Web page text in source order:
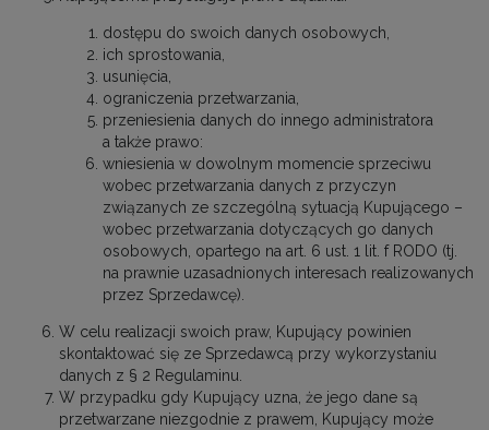
dostępu do swoich danych osobowych,
ich sprostowania,
usunięcia,
ograniczenia przetwarzania,
przeniesienia danych do innego administratora
a także prawo:
wniesienia w dowolnym momencie sprzeciwu
wobec przetwarzania danych z przyczyn
związanych ze szczególną sytuacją Kupującego –
wobec przetwarzania dotyczących go danych
osobowych, opartego na art. 6 ust. 1 lit. f RODO (tj.
na prawnie uzasadnionych interesach realizowanych
przez Sprzedawcę).
W celu realizacji swoich praw, Kupujący powinien
skontaktować się ze Sprzedawcą przy wykorzystaniu
danych z § 2 Regulaminu.
W przypadku gdy Kupujący uzna, że jego dane są
przetwarzane niezgodnie z prawem, Kupujący może